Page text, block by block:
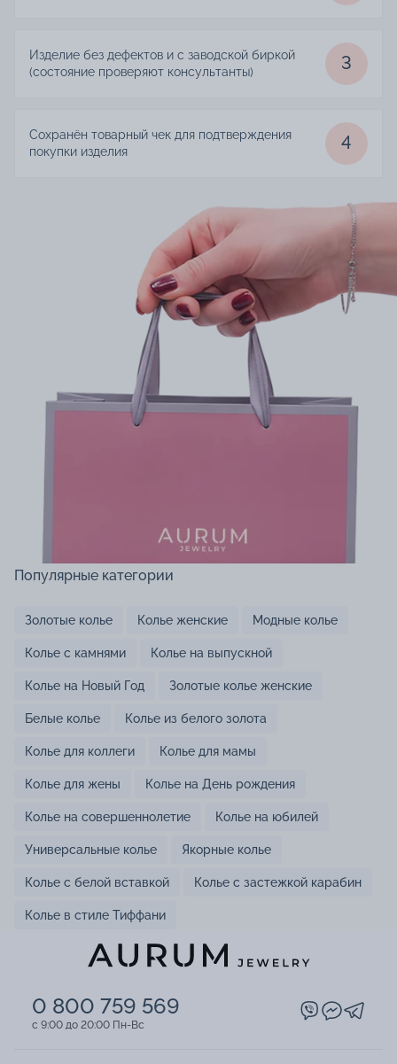
Изделие без дефектов и с заводской биркой
(состояние проверяют консультанты)
3
Сохранён товарный чек для подтверждения
покупки изделия
4
Популярные категории
Золотые колье Колье женские Модные колье
Колье с камнями Колье на выпускной
Колье на Новый Год Золотые колье женские
Белые колье Колье из белого золота
Колье для коллеги Колье для мамы
Колье для жены Колье на День рождения
Колье на совершеннолетие Колье на юбилей
Универсальные колье Якорные колье
Колье с белой вставкой Колье с застежкой карабин
Колье в стиле Тиффани
0 800 759 569
c 9:00 до 20:00 Пн-Вс